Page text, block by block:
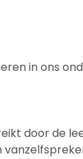
in ons
door de